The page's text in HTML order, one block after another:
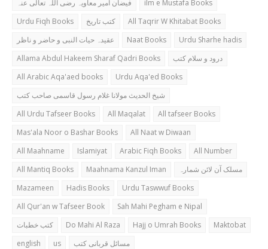
فیضان امیر معاویہ رضی اللہ تعالی عنہ
ilm e Mustafa Books
Urdu Fiqh Books
کتب تاریخ
All Taqrir W Khitabat Books
عقیدہ حیات النبی و حاضر و ناظر
Naat Books
Urdu Sharhe hadis
Allama Abdul Hakeem Sharaf Qadri Books
درود و سلام کتب
All Arabic Aqa'aed books
Urdu Aqa'ed Books
شیخ الحدیث مولانا غلام رسول قاسمی صاحب کتب
All Urdu Tafseer Books
All Maqalat
All tafseer Books
Mas'ala Noor o Bashar Books
All Naat w Diwaan
All Maahname
Islamiyat Arabic Fiqh Books
All Number
All Mantiq Books
Maahnama Kanzul Iman
مسلک آن لائن شمارہ
Mazameen
Hadis Books
Urdu Taswwuf Books
All Qur'an w Tafseer Book
Sah Mahi Pegham e Nipal
کتب خطبات
Do Mahi Al Raza Hajj o Umrah Books
Maktobat
english
us مسائل قربانی کتب